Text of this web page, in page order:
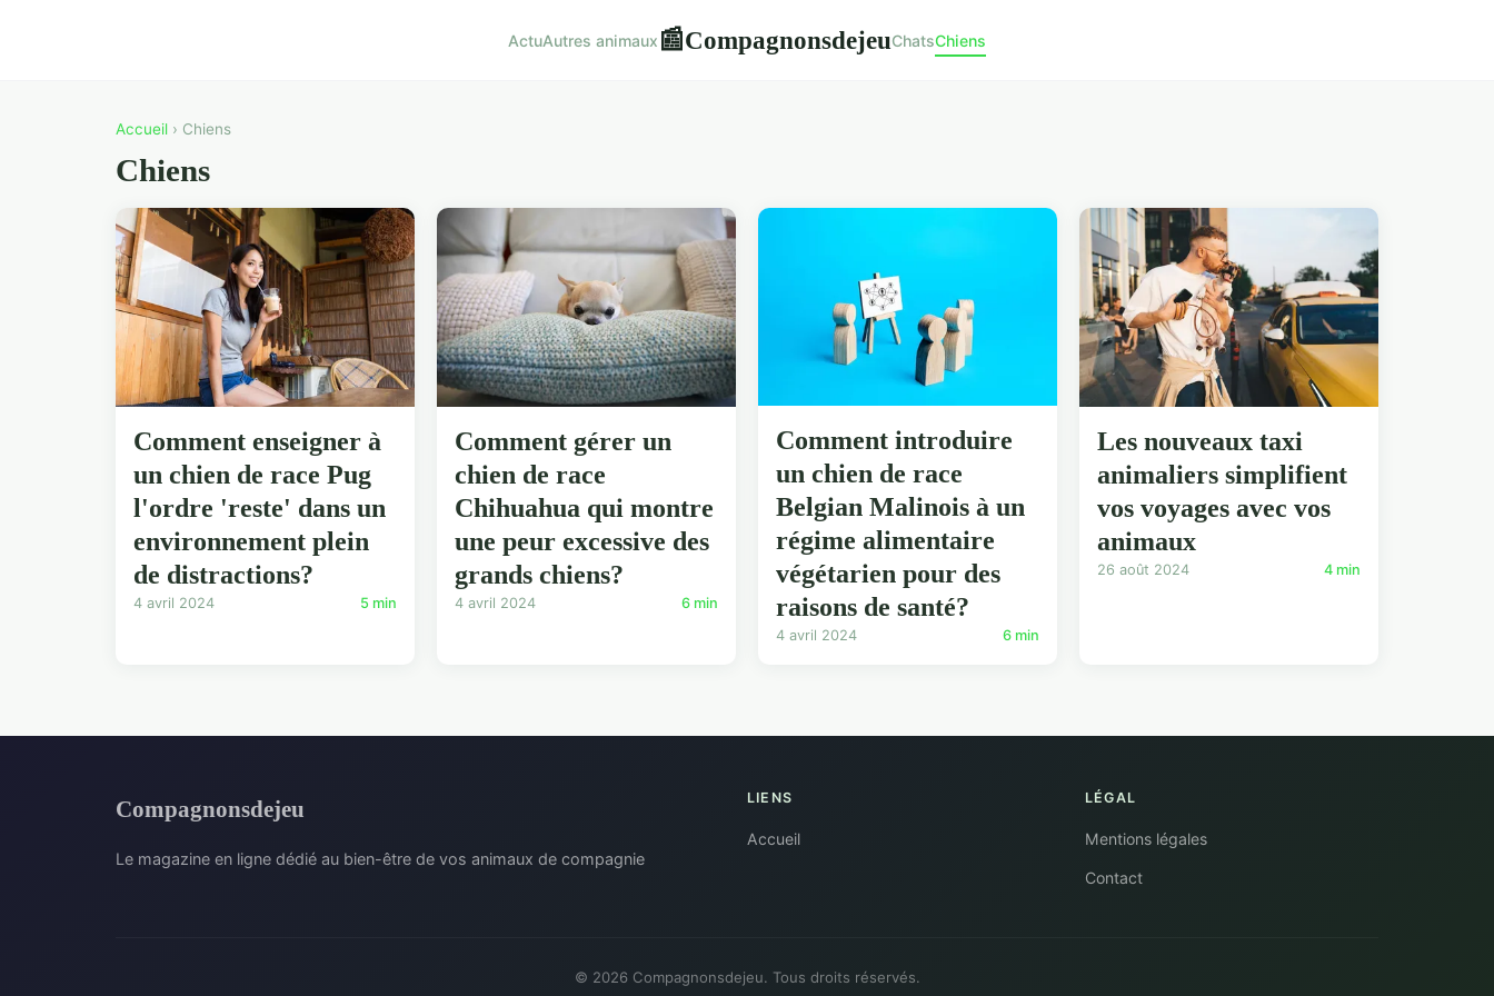
ActuAutres animaux 📰CompagnonsdejeuChatsChiens
Accueil › Chiens
Chiens
Comment enseigner à
un chien de race Pug
l'ordre 'reste' dans un
environnement plein
de distractions?
4 avril 2024 5 min
Comment gérer un
chien de race
Chihuahua qui montre
une peur excessive des
grands chiens?
4 avril 2024 6 min
Comment introduire
un chien de race
Belgian Malinois à un
régime alimentaire
végétarien pour des
raisons de santé?
4 avril 2024 6 min
Les nouveaux taxi
animaliers simplifient
vos voyages avec vos
animaux
26 août 2024 4 min
Compagnonsdejeu
Le magazine en ligne dédié au bien-être de vos animaux de compagnie
LIENS
Accueil
LÉGAL
Mentions légales
Contact
© 2026 Compagnonsdejeu. Tous droits réservés.